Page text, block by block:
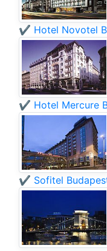
✔️ Hotel Novotel
✔️ Hotel Mercure
✔️ Sofitel